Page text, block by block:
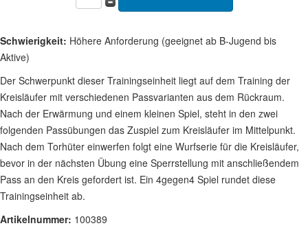
Schwierigkeit: Höhere Anforderung (geeignet ab B-Jugend bis
Aktive)
Der Schwerpunkt dieser Trainingseinheit liegt auf dem Training der
Kreisläufer mit verschiedenen Passvarianten aus dem Rückraum.
Nach der Erwärmung und einem kleinen Spiel, steht in den zwei
folgenden Passübungen das Zuspiel zum Kreisläufer im Mittelpunkt.
Nach dem Torhüter einwerfen folgt eine Wurfserie für die Kreisläufer,
bevor in der nächsten Übung eine Sperrstellung mit anschließendem
Pass an den Kreis gefordert ist. Ein 4gegen4 Spiel rundet diese
Trainingseinheit ab.
Artikelnummer: 100389